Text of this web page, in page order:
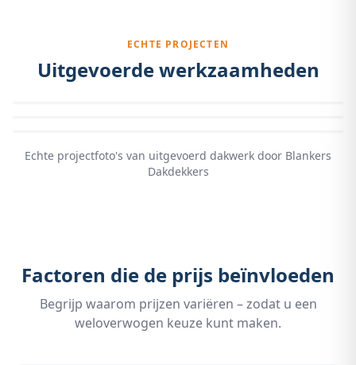
ECHTE PROJECTEN
Uitgevoerde werkzaamheden
Echte projectfoto's van uitgevoerd dakwerk door Blankers
Dakdekkers
Factoren die de prijs beïnvloeden
Begrijp waarom prijzen variëren – zodat u een
weloverwogen keuze kunt maken.